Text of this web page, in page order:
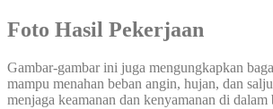
Foto Hasil Pekerjaan
Gambar-gambar ini juga mengungkapkan
mampu menahan beban angin, hujan, dan
menjaga keamanan dan kenyamanan di dalam